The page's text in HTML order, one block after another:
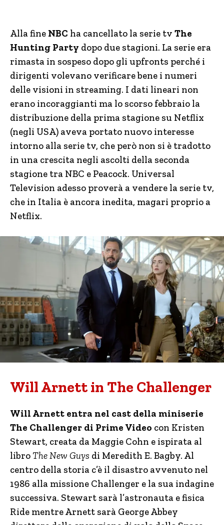
Alla fine NBC ha cancellato la serie tv The
Hunting Party dopo due stagioni. La serie era
rimasta in sospeso dopo gli upfronts perché i
dirigenti volevano verificare bene i numeri
delle visioni in streaming. I dati lineari non
erano incoraggianti ma lo scorso febbraio la
distribuzione della prima stagione su Netflix
(negli USA) aveva portato nuovo interesse
intorno alla serie tv, che però non si è tradotto
in una crescita negli ascolti della seconda
stagione tra NBC e Peacock. Universal
Television adesso proverà a vendere la serie tv,
che in Italia è ancora inedita, magari proprio a
Netflix.
Will Arnett in The Challenger
Will Arnett entra nel cast della miniserie
The Challenger di Prime Video con Kristen
Stewart, creata da Maggie Cohn e ispirata al
libroThe New Guys di Meredith E. Bagby. Al
centro della storia c’è il disastro avvenuto nel
1986 alla missione Challenger e la sua indagine
successiva. Stewart sarà l’astronauta e fisica
Ride mentre Arnett sarà George Abbey